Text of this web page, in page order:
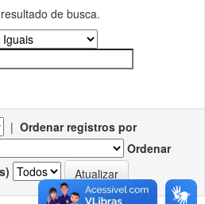
de busca.
| Ordenar registros por
Ordenar